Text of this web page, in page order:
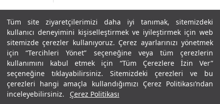
Tüm site ziyaretçilerimizi daha iyi tanımak, sitemizdeki
kullanıcı deneyimini kişiselleştirmek ve iyileştirmek için web
sitemizde çerezler kullanıyoruz. Çerez ayarlarınızı yönetmek
için “Tercihleri Yönet” seçeneğine veya tüm çerezlerin
kullanımını kabul etmek için “Tüm Çerezlere İzin Ver”
seçeneğine tıklayabilirsiniz. Sitemizdeki çerezleri ve bu
çerezleri hangi amaçla kullandığımızı Çerez Politikası’ndan
inceleyebilirsiniz.
Çerez Politikası
Anadolu Grubu Danışma Hattı +90 (262) 678 54 00
Son Güncellenme: 07.07.2026
Editör : Didem Akçay Göktepe | 44 44 276